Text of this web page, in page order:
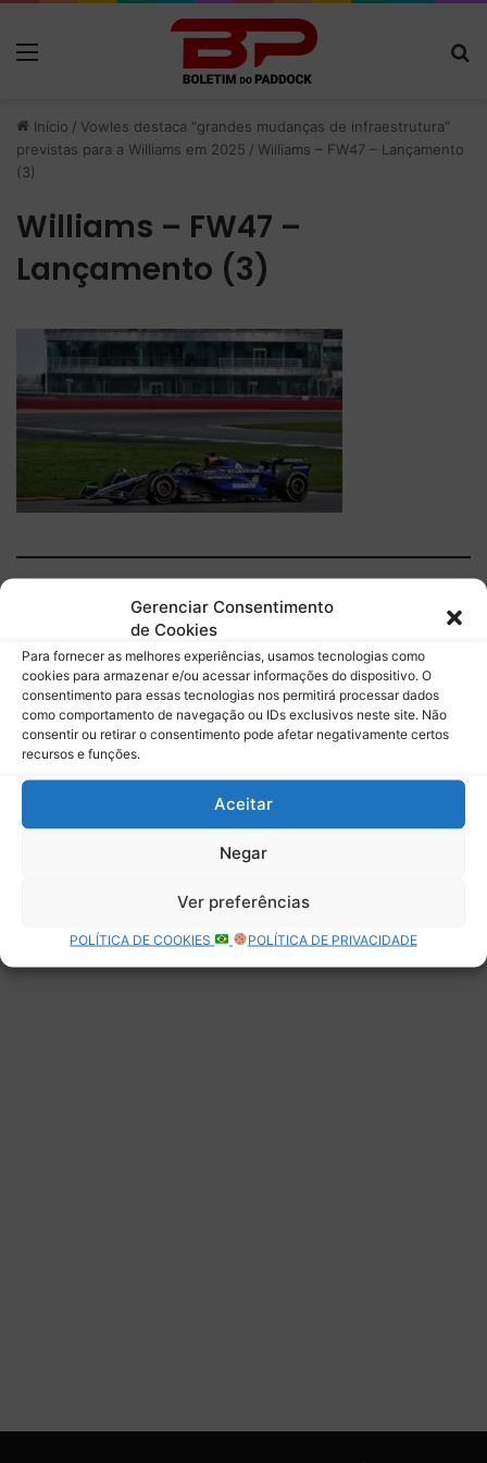
Gerenciar Consentimento
de Cookies
Para fornecer as melhores experiências, usamos tecnologias como
cookies para armazenar e/ou acessar informações do dispositivo. O
consentimento para essas tecnologias nos permitirá processar dados
como comportamento de navegação ou IDs exclusivos neste site. Não
consentir ou retirar o consentimento pode afetar negativamente certos
recursos e funções.
Aceitar
Negar
Ver preferências
POLÍTICA DE COOKIES POLÍTICA DE PRIVACIDADE
Início / Vowles destaca "grandes mudanças de infraestrutura"
previstas para a Williams em 2025 / Williams – FW47 – Lançamento
(3)
Williams – FW47 –
Lançamento (3)
Descubra mais sobre Boletim do
Paddock
Assine para receber nossas notícias mais recentes por e-
mail.
Digite seu e-mail…